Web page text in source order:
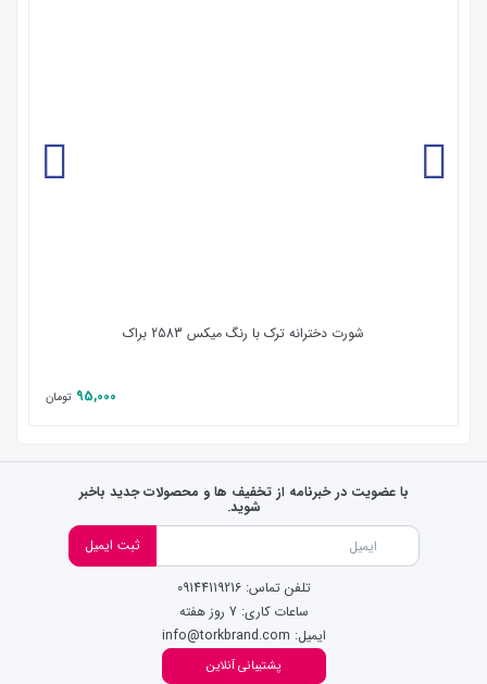
شورت دخترانه ترک با رنگ میکس 2583 براک
95,000 تومان
با عضویت در خبرنامه از تخفیف ها و محصولات جدید باخبر
شوید.
ثبت ایمیل
پشتیبانی آنلاین
تلفن تماس: 09144119216
ساعات کاری: 7 روز هفته
ایمیل: info@torkbrand.com